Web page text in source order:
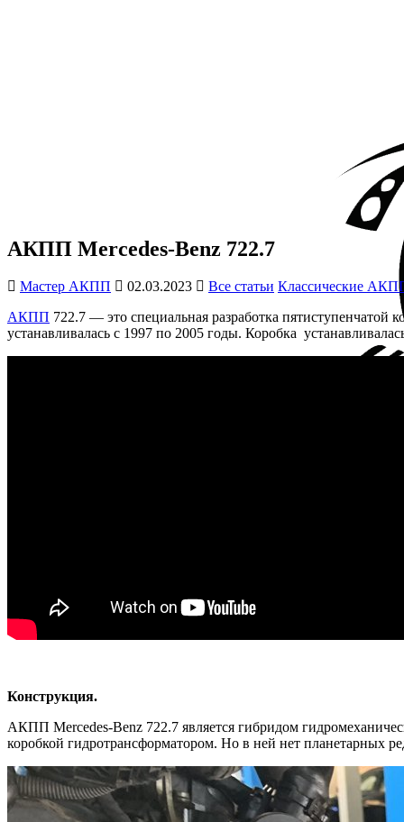
АКПП Mercedes-Benz 722.7
Мастер АКПП 02.03.2023 Все статьи Классические
АКПП 722.7 — это специальная разработка пятиступенчатой
устанавливалась с 1997 по 2005 годы. Коробка
Конструкция.
АКПП Mercedes-Benz 722.7 является гибридом
коробкой гидротрансформатором. Но в ней нет планетарных